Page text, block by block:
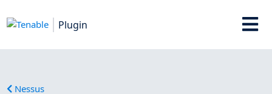
Plugin
Nessus